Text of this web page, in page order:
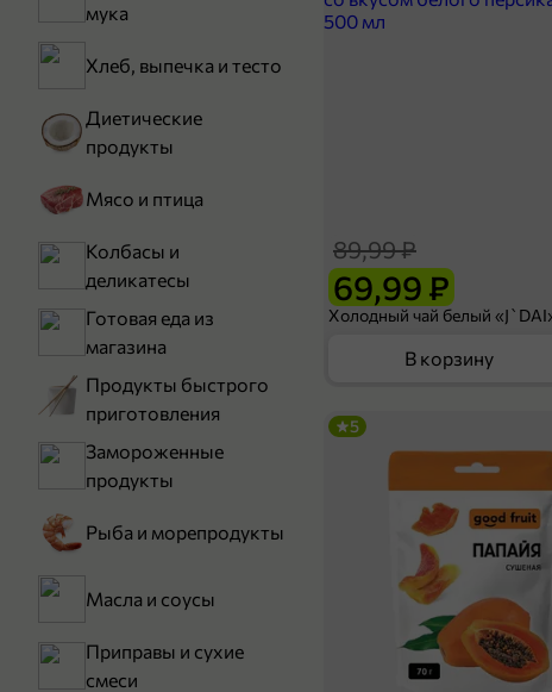
мука
Хлеб, выпечка и тесто
Диетические
продукты
Мясо и птица
Колбасы и
деликатесы
Готовая еда из
магазина
Продукты быстрого
приготовления
Замороженные
продукты
Рыба и морепродукты
Масла и соусы
Приправы и сухие
смеси
69,99 ₽
89,99 ₽
В корзину
5